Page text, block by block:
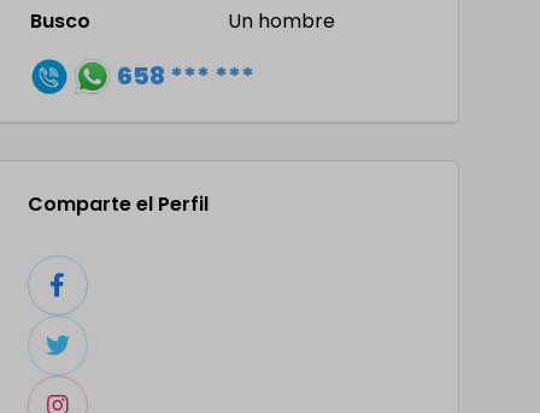
Busco
Un hombre
658 *** ***
Comparte el Perfil